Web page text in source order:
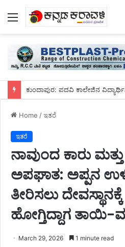
Menu
Home /ಇತರೆ
ಇತರೆ
ನಾವುಂದ ಕಾರು
ಅಪಘಾತ: ಅಪ್ಪನ
ತೀರಿಸಲು ದೇವಸ್ಥಾನಕ್ಕೆ
ಹೋಗ್ತಿದ್ದಾಗ ತಾಯಿ-
March 29, 2026 1 minute read